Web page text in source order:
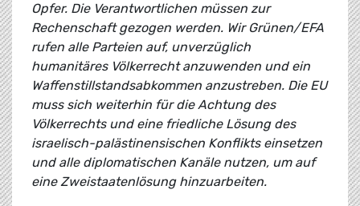
Opfer. Die Verantwortlichen müssen zur
Rechenschaft gezogen werden. Wir Grünen/EFA
rufen alle Parteien auf, unverzüglich
humanitäres Völkerrecht anzuwenden und ein
Waffenstillstandsabkommen anzustreben. Die EU
muss sich weiterhin für die Achtung des
Völkerrechts und eine friedliche Lösung des
israelisch-palästinensischen Konflikts einsetzen
und alle diplomatischen Kanäle nutzen, um auf
eine Zweistaatenlösung hinzuarbeiten.